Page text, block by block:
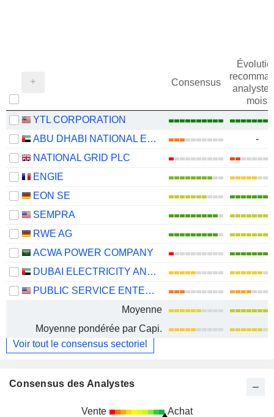
Consensus
mois
YTL CORPORATION
ABU DHABI NATIONAL ENERGY COMPANY
-
NATIONAL GRID PLC
ENGIE
EON SE
SEMPRA
RWE AG
ACWA POWER COMPANY
DUBAI ELECTRICITY AND WATER AUTHORITY
PUBLIC SERVICE ENTERPRISE GROUP, INC.
Moyenne
Moyenne pondérée par Capi.
Voir tout le consensus sectoriel
Consensus des Analystes
Vente Achat